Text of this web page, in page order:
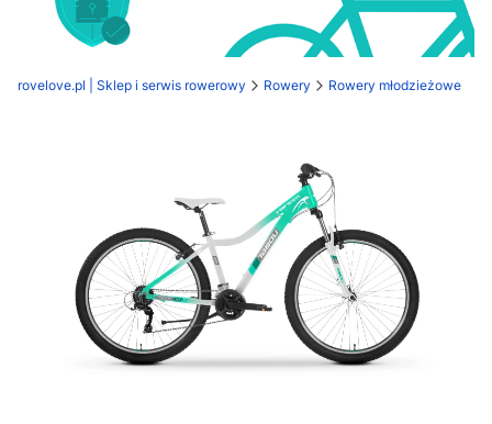
rovelove.pl | Sklep i serwis rowerowy Rowery Rowery młodzieżowe